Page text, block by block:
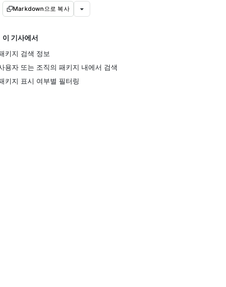
Markdown으로 복사
이 기사에서
키지 검색 정보
용자 또는 조직의 패키지 내에서 검색
키지 표시 여부별 필터링